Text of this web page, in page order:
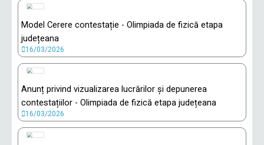
Model Cerere contestație - Olimpiada de fizică etapa
județeana
16/03/2026
Anunț privind vizualizarea lucrărilor și depunerea
contestațiilor - Olimpiada de fizică etapa județeana
16/03/2026